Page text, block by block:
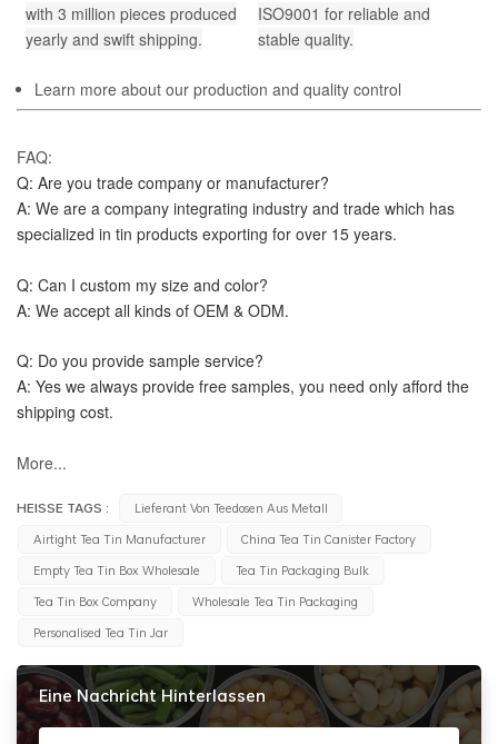
with 3 million pieces produced
yearly and swift shipping.
ISO9001 for reliable and
stable quality.
Learn more about our production and quality control
FAQ:
Q: Are you trade company or manufacturer?
A: We are a company integrating industry and trade which has
specialized in tin products exporting for over 15 years.
Q: Can I custom my size and color?
A: We accept all kinds of OEM & ODM.
Q: Do you provide sample service?
A: Yes we always provide free samples, you need only afford the
shipping cost.
More...
HEISSE TAGS :
Lieferant Von Teedosen Aus Metall
Airtight Tea Tin Manufacturer
China Tea Tin Canister Factory
Empty Tea Tin Box Wholesale
Tea Tin Packaging Bulk
Tea Tin Box Company
Wholesale Tea Tin Packaging
Personalised Tea Tin Jar
Eine Nachricht Hinterlassen